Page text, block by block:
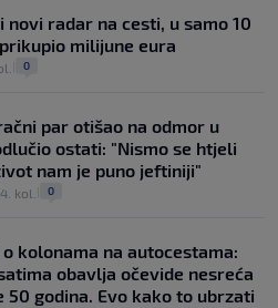
novi radar na cesti, u samo 10
milijune eura
0
par otišao na odmor u
ostati: "Nismo se htjeli
nam je puno jeftiniji"
4. kol. 0
kolonama na autocestama:
obavlja očevide nesreća
50 godina. Evo kako to ubrzati